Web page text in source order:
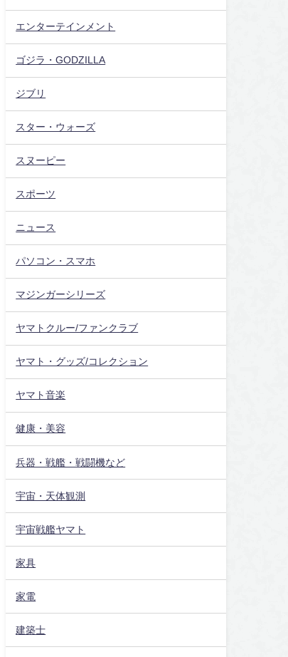
エンターテインメント
ゴジラ・GODZILLA
ジブリ
スター・ウォーズ
スヌーピー
スポーツ
ニュース
パソコン・スマホ
マジンガーシリーズ
ヤマトクルー/ファンクラブ
ヤマト・グッズ/コレクション
ヤマト音楽
健康・美容
兵器・戦艦・戦闘機など
宇宙・天体観測
宇宙戦艦ヤマト
家具
家電
建築士